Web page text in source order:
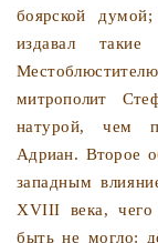
боярской
издавал такие
митрополит
натурой, чем
Адриан. Второе
за­падным
XVIII века,
быть не мог­ло: